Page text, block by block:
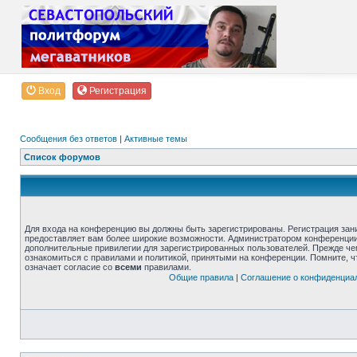
Вход Регистрация
Сообщения без ответов | Активные темы
Список форумов
Для входа на конференцию вы должны быть зарегистрированы. Регистрация
предоставляет вам более широкие возможности. Администратором
дополнительные привилегии для зарегистрированных пользователей. Прежде
ознакомиться с правилами и политикой, принятыми на конференции. Помните,
означает согласие со всеми правилами.
Общие правила| Соглашение о